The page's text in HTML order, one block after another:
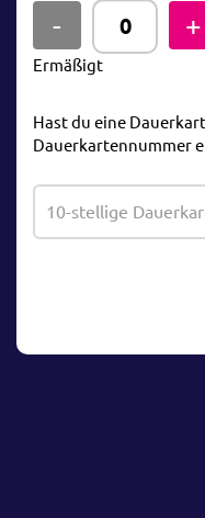
Ermäßigt
Hast du eine
Dauerkartennummer